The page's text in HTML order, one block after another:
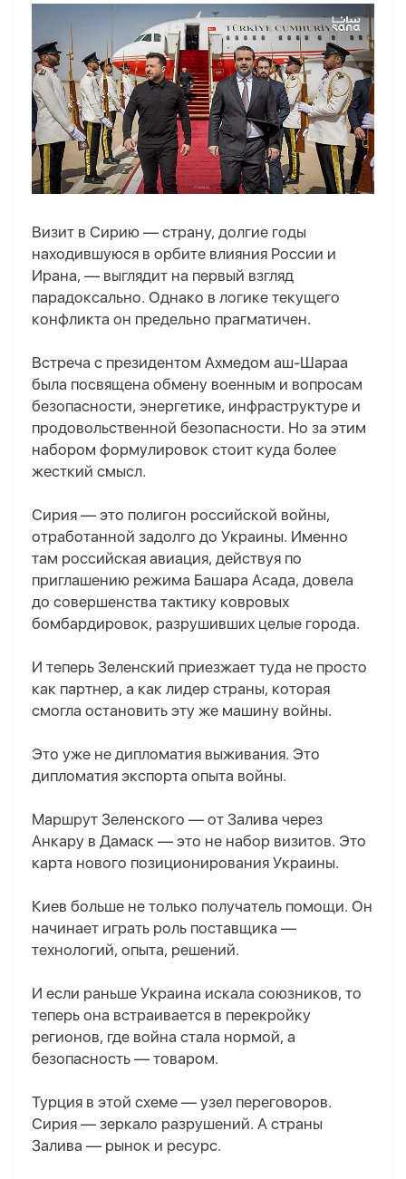
Визит в Сирию — страну, долгие годы
находившуюся в орбите влияния России и
Ирана, — выглядит на первый взгляд
парадоксально. Однако в логике текущего
конфликта он предельно прагматичен.
Встреча с президентом Ахмедом аш-Шараа
была посвящена обмену военным и вопросам
безопасности, энергетике, инфраструктуре и
продовольственной безопасности. Но за этим
набором формулировок стоит куда более
жесткий смысл.
Сирия — это полигон российской войны,
отработанной задолго до Украины. Именно
там российская авиация, действуя по
приглашению режима Башара Асада, довела
до совершенства тактику ковровых
бомбардировок, разрушивших целые города.
И теперь Зеленский приезжает туда не просто
как партнер, а как лидер страны, которая
смогла остановить эту же машину войны.
Это уже не дипломатия выживания. Это
дипломатия экспорта опыта войны.
Маршрут Зеленского — от Залива через
Анкару в Дамаск — это не набор визитов. Это
карта нового позиционирования Украины.
Киев больше не только получатель помощи. Он
начинает играть роль поставщика —
технологий, опыта, решений.
И если раньше Украина искала союзников, то
теперь она встраивается в перекройку
регионов, где война стала нормой, а
безопасность — товаром.
Турция в этой схеме — узел переговоров.
Сирия — зеркало разрушений. А страны
Залива — рынок и ресурс.